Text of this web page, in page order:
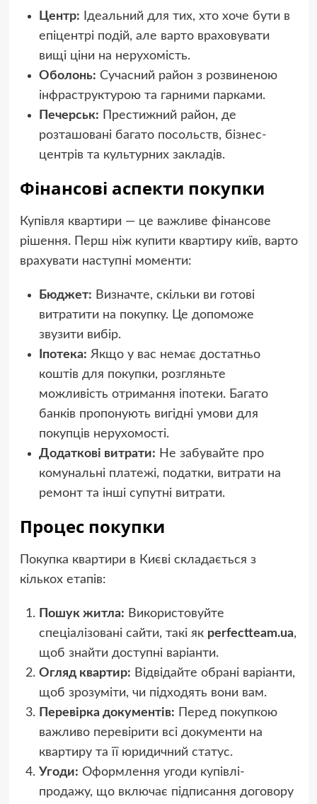
Центр: Ідеальний для тих, хто хоче бути в
епіцентрі подій, але варто враховувати
вищі ціни на нерухомість.
Оболонь: Сучасний район з розвиненою
інфраструктурою та гарними парками.
Печерськ: Престижний район, де
розташовані багато посольств, бізнес-
центрів та культурних закладів.
Фінансові аспекти покупки
Купівля квартири — це важливе фінансове
рішення. Перш ніж купити квартиру київ, варто
врахувати наступні моменти:
Бюджет: Визначте, скільки ви готові
витратити на покупку. Це допоможе
звузити вибір.
Іпотека: Якщо у вас немає достатньо
коштів для покупки, розгляньте
можливість отримання іпотеки. Багато
банків пропонують вигідні умови для
покупців нерухомості.
Додаткові витрати: Не забувайте про
комунальні платежі, податки, витрати на
ремонт та інші супутні витрати.
Процес покупки
Покупка квартири в Києві складається з
кількох етапів:
Пошук житла: Використовуйте
спеціалізовані сайти, такі як perfectteam.ua,
щоб знайти доступні варіанти.
Огляд квартир: Відвідайте обрані варіанти,
щоб зрозуміти, чи підходять вони вам.
Перевірка документів: Перед покупкою
важливо перевірити всі документи на
квартиру та її юридичний статус.
Угоди: Оформлення угоди купівлі-
продажу, що включає підписання договору